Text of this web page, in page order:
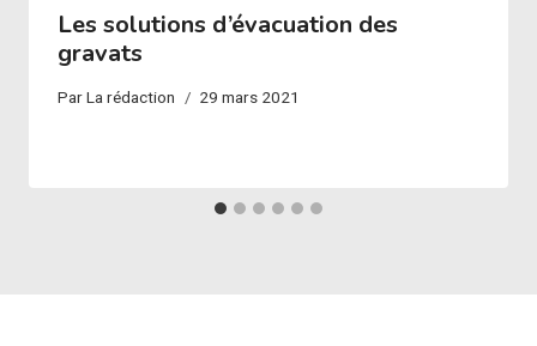
Les solutions d’évacuation des
gravats
ParLa rédaction 29 mars 2021